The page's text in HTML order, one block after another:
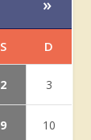
»
S D
2 3
9 10